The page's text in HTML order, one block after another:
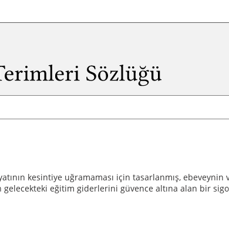
kesintiye uğramaması için tasarlanmış, ebeveynin
eğitim giderlerini güvence altına alan bir